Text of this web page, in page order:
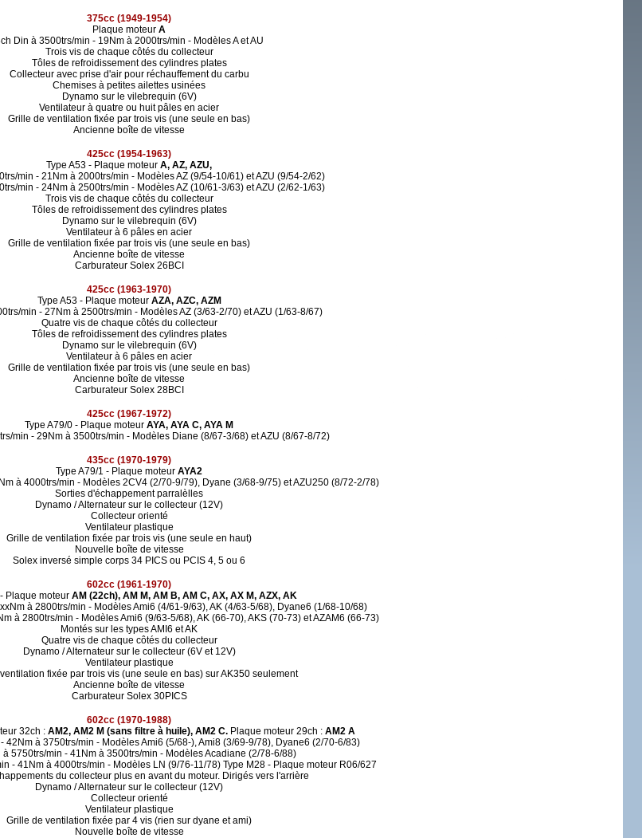
375cc (1949-1954)
Plaque moteur A
Din à 3500trs/min - 19Nm à 2000trs/min - Modèles A et AU
Trois vis de chaque côtés du collecteur
Tôles de refroidissement des cylindres plates
Collecteur avec prise d'air pour réchauffement du carbu
Chemises à petites ailettes usinées
Dynamo sur le vilebrequin (6V)
Ventilateur à quatre ou huit pâles en acier
Grille de ventilation fixée par trois vis (une seule en bas)
Ancienne boîte de vitesse
425cc (1954-1963)
Type A53 - Plaque moteur A, AZ, AZU,
min - 21Nm à 2000trs/min - Modèles AZ (9/54-10/61) et AZU (9/54-2/62)
min - 24Nm à 2500trs/min - Modèles AZ (10/61-3/63) et AZU (2/62-1/63)
Trois vis de chaque côtés du collecteur
Tôles de refroidissement des cylindres plates
Dynamo sur le vilebrequin (6V)
Ventilateur à 6 pâles en acier
Grille de ventilation fixée par trois vis (une seule en bas)
Ancienne boîte de vitesse
Carburateur Solex 26BCI
425cc (1963-1970)
Type A53 - Plaque moteur AZA, AZC, AZM
min - 27Nm à 2500trs/min - Modèles AZ (3/63-2/70) et AZU (1/63-8/67)
Quatre vis de chaque côtés du collecteur
Tôles de refroidissement des cylindres plates
Dynamo sur le vilebrequin (6V)
Ventilateur à 6 pâles en acier
Grille de ventilation fixée par trois vis (une seule en bas)
Ancienne boîte de vitesse
Carburateur Solex 28BCI
425cc (1967-1972)
Type A79/0 - Plaque moteur AYA, AYA C, AYA M
min - 29Nm à 3500trs/min - Modèles Diane (8/67-3/68) et AZU (8/67-8/72)
435cc (1970-1979)
Type A79/1 - Plaque moteur AYA2
à 4000trs/min - Modèles 2CV4 (2/70-9/79), Dyane (3/68-9/75) et AZU250 (8/72-2/78)
Sorties d'échappement parralèlles
Dynamo / Alternateur sur le collecteur (12V)
Collecteur orienté
Ventilateur plastique
Grille de ventilation fixée par trois vis (une seule en haut)
Nouvelle boîte de vitesse
Solex inversé simple corps 34 PICS ou PCIS 4, 5 ou 6
602cc (1961-1970)
Plaque moteur AM (22ch), AM M, AM B, AM C, AX, AX M, AZX, AK
à 2800trs/min - Modèles Ami6 (4/61-9/63), AK (4/63-5/68), Dyane6 (1/68-10/68)
à 2800trs/min - Modèles Ami6 (9/63-5/68), AK (66-70), AKS (70-73) et AZAM6 (66-73)
Montés sur les types AMI6 et AK
Quatre vis de chaque côtés du collecteur
Dynamo / Alternateur sur le collecteur (6V et 12V)
Ventilateur plastique
fixée par trois vis (une seule en bas) sur AK350 seulement
Ancienne boîte de vitesse
Carburateur Solex 30PICS
602cc (1970-1988)
32ch : AM2, AM2 M (sans filtre à huile), AM2 C. Plaque moteur 29ch : AM2 A
42Nm à 3750trs/min - Modèles Ami6 (5/68-), Ami8 (3/69-9/78), Dyane6 (2/70-6/83)
à 5750trs/min - 41Nm à 3500trs/min - Modèles Acadiane (2/78-6/88)
- 41Nm à 4000trs/min - Modèles LN (9/76-11/78) Type M28 - Plaque moteur R06/627
du collecteur plus en avant du moteur. Dirigés vers l'arrière
Dynamo / Alternateur sur le collecteur (12V)
Collecteur orienté
Ventilateur plastique
Grille de ventilation fixée par 4 vis (rien sur dyane et ami)
Nouvelle boîte de vitesse